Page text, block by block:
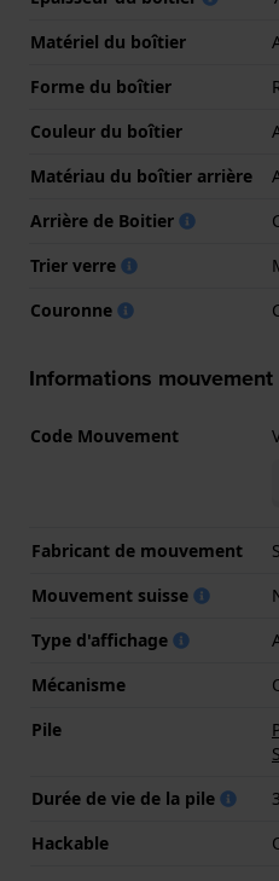
Matériel du boîtier
Forme du boîtier
Couleur du boîtier
Matériau du boîtier arrière
Arrière de Boitier
Trier verre
Couronne
Informations mouvement
Code Mouvement
Fabricant de mouvement
Mouvement suisse
Type d'affichage
Mécanisme
Pile
Durée de vie de la pile
Hackable